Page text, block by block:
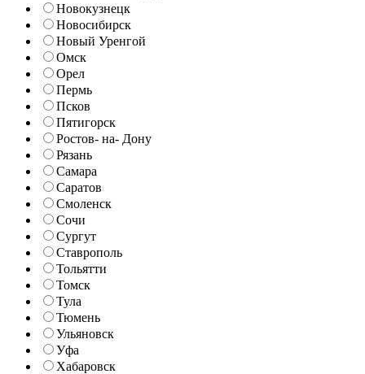
Новокузнецк
Новосибирск
Новый Уренгой
Омск
Орел
Пермь
Псков
Пятигорск
Ростов- на- Дону
Рязань
Самара
Саратов
Смоленск
Сочи
Сургут
Ставрополь
Тольятти
Томск
Тула
Тюмень
Ульяновск
Уфа
Хабаровск